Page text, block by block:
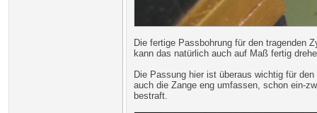
Die fertige Passbohrung für den tragenden
kann das natürlich auch auf Maß fertig
Die Passung hier ist überaus wichtig für
auch die Zange eng umfassen, schon ein-
bestraft.